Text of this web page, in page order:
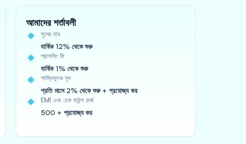
আমাদের শর্তাবলী
সুদের হার
বার্ষিক 12% থেকে শুরু
প্রসেসিং ফি
বার্ষিক 1% থেকে শুরু
শাস্তিমূলক সুদ
প্রতি মাসে 2% থেকে শুরু + প্রযোজ্য কর
EMI এবং চেক বাউন্স চার্জ
500 + প্রযোজ্য কর